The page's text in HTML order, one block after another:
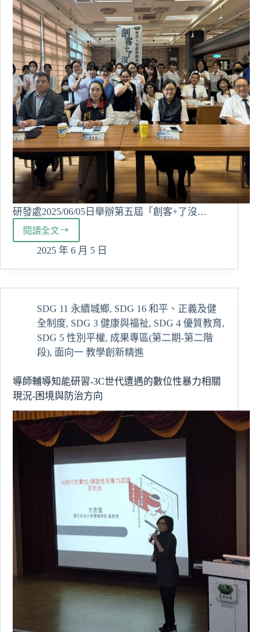
研發處2025/06/05日舉辦第五屆「創客+了沒…
閱讀全文
第
五
客
沒」
期
末
成
發
表
2025 年 6 月 5 日
SDG 11 永續城鄉, SDG 16 和平、正義及健
全制度, SDG 3 健康與福祉, SDG 4 優質教育,
SDG 5 性別平權, 成果專區(第二期-第二階
段), 面向一 教學創新精進
導師輔導知能研習-3C世代遭遇的數位性暴力相關
現況-困境與防治方向